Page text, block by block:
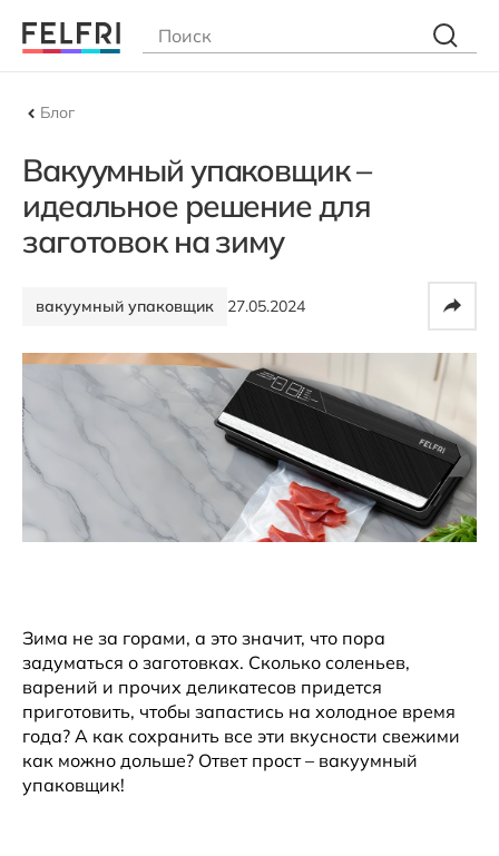
Блог
Вакуумный упаковщик –
идеальное решение для
заготовок на зиму
вакуумный упаковщик 27.05.2024
Зима не за горами, а это значит, что пора
задуматься о заготовках. Сколько соленьев,
варений и прочих деликатесов придется
приготовить, чтобы запастись на холодное время
года? А как сохранить все эти вкусности свежими
как можно дольше? Ответ прост – вакуумный
упаковщик!